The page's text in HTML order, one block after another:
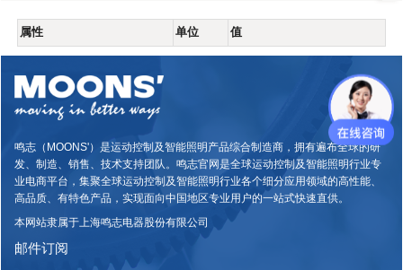
属性 单位 值
鸣志（MOONS'）是运动控制及智能照明产品综合制造商，拥有遍布全球的研
发、制造、销售、技术支持团队。鸣志官网是全球运动控制及智能照明行业专
业电商平台，集聚全球运动控制及智能照明行业各个细分应用领域的高性能、
高品质、有特色产品，实现面向中国地区专业用户的一站式快速直供。
本网站隶属于上海鸣志电器股份有限公司
邮件订阅